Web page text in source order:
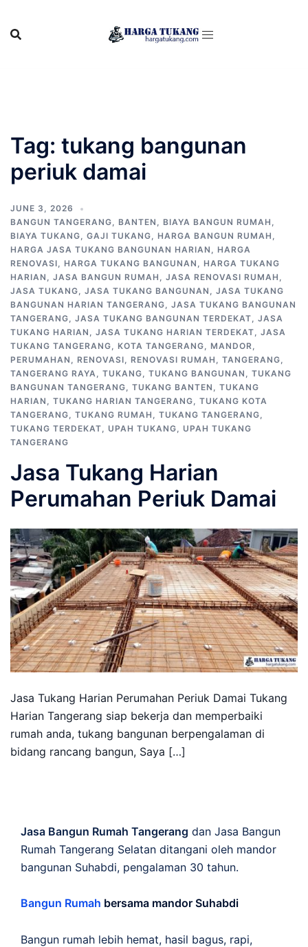
content
Tag: tukang bangunan
periuk damai
JUNE 3, 2026
BANGUN TANGERANG, BANTEN , BIAYA BANGUN RUMAH ,
BIAYA TUKANG, GAJI TUKANG, HARGA BANGUN RUMAH ,
HARGA JASA TUKANG BANGUNAN HARIAN , HARGA
RENOVASI, HARGA TUKANG BANGUNAN , HARGA TUKANG
HARIAN , JASA BANGUN RUMAH , JASA RENOVASI RUMAH ,
JASA TUKANG, JASA TUKANG BANGUNAN , JASA TUKANG
BANGUNAN HARIAN TANGERANG, JASA TUKANG BANGUNAN
TANGERANG, JASA TUKANG BANGUNAN TERDEKAT, JASA
TUKANG HARIAN , JASA TUKANG HARIAN TERDEKAT, JASA
TUKANG TANGERANG, KOTA TANGERANG, MANDOR,
PERUMAHAN , RENOVASI, RENOVASI RUMAH , TANGERANG,
TANGERANG RAYA, TUKANG, TUKANG BANGUNAN , TUKANG
BANGUNAN TANGERANG, TUKANG BANTEN , TUKANG
HARIAN , TUKANG HARIAN TANGERANG, TUKANG KOTA
TANGERANG, TUKANG RUMAH , TUKANG TANGERANG,
TUKANG TERDEKAT, UPAH TUKANG, UPAH TUKANG
TANGERANG
Jasa Tukang Harian
Perumahan Periuk Damai
Jasa Tukang Harian Perumahan Periuk Damai Tukang
Harian Tangerang siap bekerja dan memperbaiki
rumah anda, tukang bangunan berpengalaman di
bidang rancang bangun, Saya […]
Jasa Bangun Rumah Tangerang dan Jasa Bangun
Rumah Tangerang Selatan ditangani oleh mandor
bangunan Suhabdi, pengalaman 30 tahun.
Bangun Rumah bersama mandor Suhabdi
Bangun rumah lebih hemat, hasil bagus, rapi,